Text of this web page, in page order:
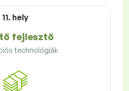
11. hely
fejlesztő
technológiák